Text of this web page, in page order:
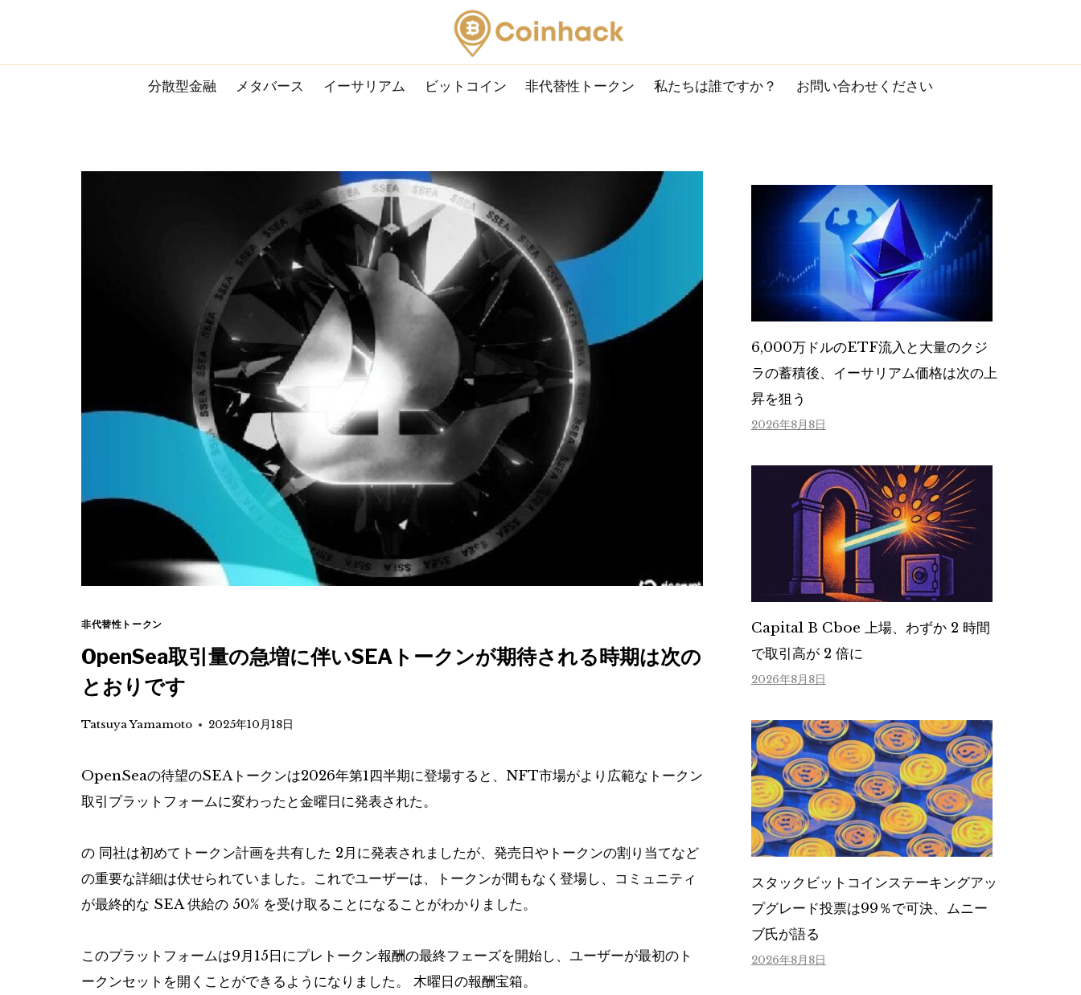
content
分散型金融 メタバース イーサリアム ビットコイン 非代替性トークン 私たちは誰ですか？ お問い合わせください
非代替性トークン
OpenSea取引量の急増に伴いSEAトークンが期待される時期は次の
とおりです
Tatsuya Yamamoto 2025年10月18日
OpenSeaの待望のSEAトークンは2026年第1四半期に登場すると、NFT市場がより広範なトークン
取引プラットフォームに変わったと金曜日に発表された。
の 同社は初めてトークン計画を共有した 2月に発表されましたが、発売日やトークンの割り当てなど
の重要な詳細は伏せられていました。これでユーザーは、トークンが間もなく登場し、コミュニティ
が最終的な SEA 供給の 50% を受け取ることになることがわかりました。
このプラットフォームは9月15日にプレトークン報酬の最終フェーズを開始し、ユーザーが最初のト
ークンセットを開くことができるようになりました。 木曜日の報酬宝箱。
6,000万ドルのETF流入と大量のクジ
ラの蓄積後、イーサリアム価格は次の上
昇を狙う
2026年8月8日
Capital B Cboe 上場、わずか 2 時間
で取引高が 2 倍に
2026年8月8日
スタックビットコインステーキングアッ
プグレード投票は99％で可決、ムニー
ブ氏が語る
2026年8月8日